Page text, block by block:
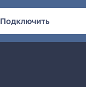
Подключить